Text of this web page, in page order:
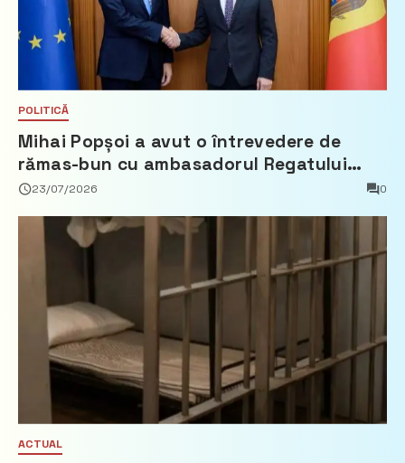
POLITICĂ
Mihai Popșoi a avut o întrevedere de
rămas-bun cu ambasadorul Regatului
Țărilor de Jos, Fred Duijn
23/07/2026 0
ACTUAL